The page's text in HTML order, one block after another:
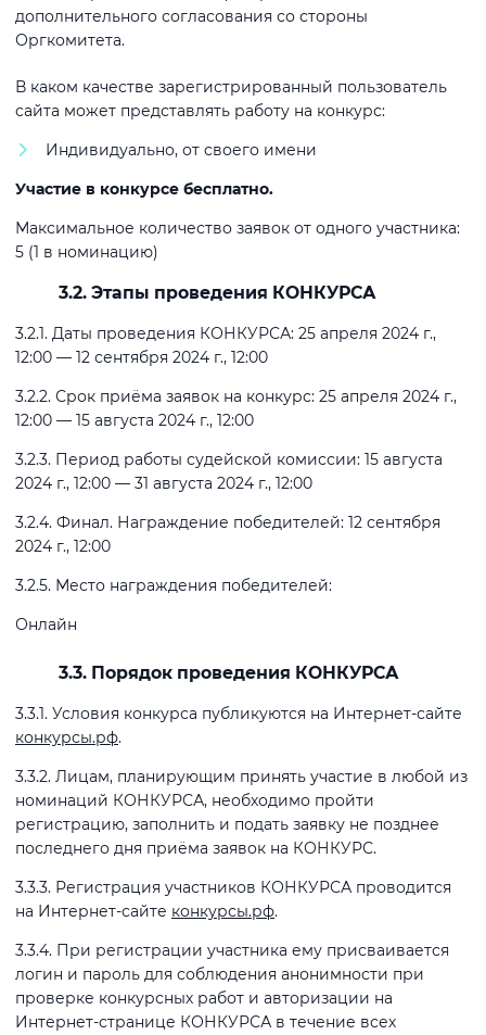
дополнительного согласования со стороны
Оргкомитета.
В каком качестве зарегистрированный пользователь
сайта может представлять работу на конкурс:
Индивидуально, от своего имени
Участие в конкурсе бесплатно.
Максимальное количество заявок от одного участника:
5 (1 в номинацию)
3.2. Этапы проведения КОНКУРСА
3.2.1. Даты проведения КОНКУРСА: 25 апреля 2024 г.,
12:00 — 12 сентября 2024 г., 12:00
3.2.2. Срок приёма заявок на конкурс: 25 апреля 2024 г.,
12:00 — 15 августа 2024 г., 12:00
3.2.3. Период работы судейской комиссии: 15 августа
2024 г., 12:00 — 31 августа 2024 г., 12:00
3.2.4. Финал. Награждение победителей: 12 сентября
2024 г., 12:00
3.2.5. Место награждения победителей:
Онлайн
3.3. Порядок проведения КОНКУРСА
3.3.1. Условия конкурса публикуются на Интернет-сайте
конкурсы.рф.
3.3.2. Лицам, планирующим принять участие в любой из
номинаций КОНКУРСА, необходимо пройти
регистрацию, заполнить и подать заявку не позднее
последнего дня приёма заявок на КОНКУРС.
3.3.3. Регистрация участников КОНКУРСА проводится
на Интернет-сайте конкурсы.рф.
3.3.4. При регистрации участника ему присваивается
логин и пароль для соблюдения анонимности при
проверке конкурсных работ и авторизации на
Интернет-странице КОНКУРСА в течение всех